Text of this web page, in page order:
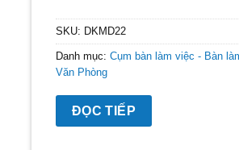
SKU: DKMD22
Danh mục: Cụm bàn làm việc - Bàn
Văn Phòng
ĐỌC TIẾP